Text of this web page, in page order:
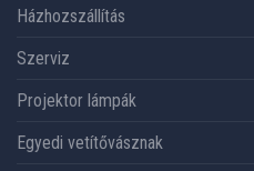
Házhozszállítás
Szerviz
Projektor lámpák
Egyedi vetítővásznak